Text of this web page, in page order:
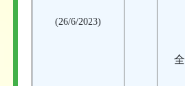
(26/6/2023)